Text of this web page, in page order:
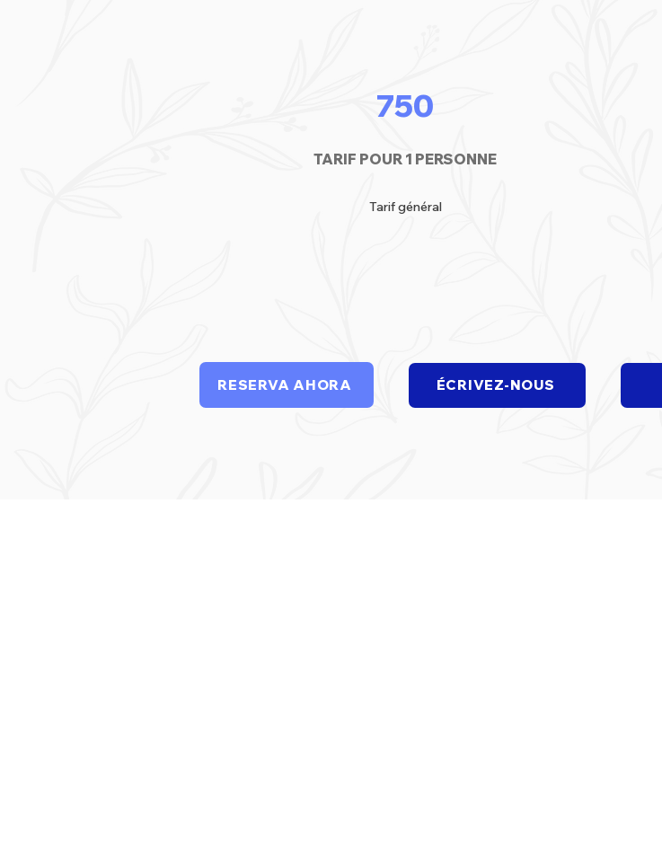
750
TARIF POUR 1 PERSONNE
Tarif général
RESERVA AHORA ÉCRIVEZ-NOUS